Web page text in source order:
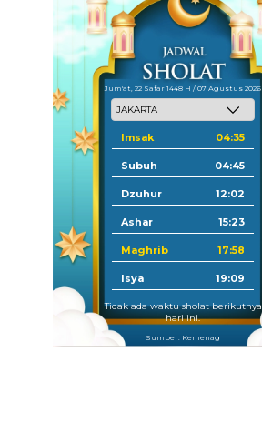
Jum'at, 22 Safar 1448 H / 07 Agustus 2026
Imsak 04:35
Subuh 04:45
Dzuhur 12:02
Ashar 15:23
Maghrib 17:58
Isya 19:09
Tidak ada waktu sholat berikutnya
hari ini.
Sumber: Kemenag